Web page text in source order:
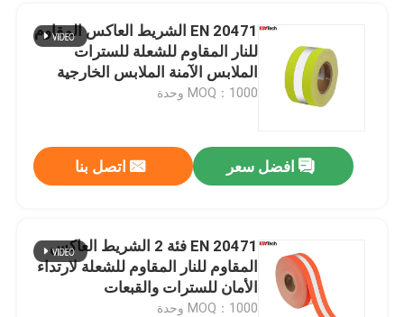
المنتجات
EN 20471 الشريط العاكس المقاوم
للنار المقاوم للشعلة للسترات
الملابس الآمنة الملابس الخارجية
MOQ：1000 وحدة
افضل سعر اتصل بنا
EN 20471 فئة 2 الشريط العاكس
المقاوم للنار المقاوم للشعلة لارتداء
الأمان للسترات والقبعات
MOQ：1000 وحدة